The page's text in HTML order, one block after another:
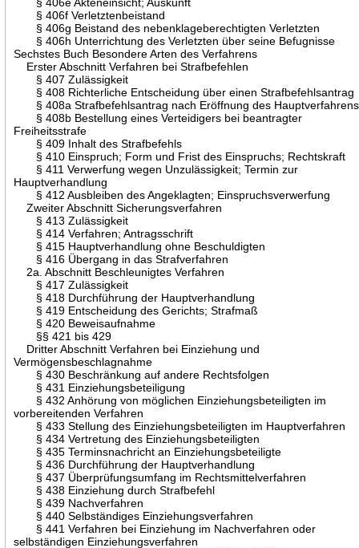
§ 406f Verletztenbeistand
§ 406g Beistand des nebenklageberechtigten Verletzten
§ 406h Unterrichtung des Verletzten über seine Befugnisse
Sechstes Buch Besondere Arten des Verfahrens
Erster Abschnitt Verfahren bei Strafbefehlen
§ 407 Zulässigkeit
§ 408 Richterliche Entscheidung über einen Strafbefehlsantrag
§ 408a Strafbefehlsantrag nach Eröffnung des Hauptverfahrens
§ 408b Bestellung eines Verteidigers bei beantragter
Freiheitsstrafe
§ 409 Inhalt des Strafbefehls
§ 410 Einspruch; Form und Frist des Einspruchs; Rechtskraft
§ 411 Verwerfung wegen Unzulässigkeit; Termin zur
Hauptverhandlung
§ 412 Ausbleiben des Angeklagten; Einspruchsverwerfung
Zweiter Abschnitt Sicherungsverfahren
§ 413 Zulässigkeit
§ 414 Verfahren; Antragsschrift
§ 415 Hauptverhandlung ohne Beschuldigten
§ 416 Übergang in das Strafverfahren
2a. Abschnitt Beschleunigtes Verfahren
§ 417 Zulässigkeit
§ 418 Durchführung der Hauptverhandlung
§ 419 Entscheidung des Gerichts; Strafmaß
§ 420 Beweisaufnahme
§§ 421 bis 429
Dritter Abschnitt Verfahren bei Einziehung und
Vermögensbeschlagnahme
§ 430 Beschränkung auf andere Rechtsfolgen
§ 431 Einziehungsbeteiligung
§ 432 Anhörung von möglichen Einziehungsbeteiligten im
vorbereitenden Verfahren
§ 433 Stellung des Einziehungsbeteiligten im Hauptverfahren
§ 434 Vertretung des Einziehungsbeteiligten
§ 435 Terminsnachricht an Einziehungsbeteiligte
§ 436 Durchführung der Hauptverhandlung
§ 437 Überprüfungsumfang im Rechtsmittelverfahren
§ 438 Einziehung durch Strafbefehl
§ 439 Nachverfahren
§ 440 Selbständiges Einziehungsverfahren
§ 441 Verfahren bei Einziehung im Nachverfahren oder
selbständigen Einziehungsverfahren